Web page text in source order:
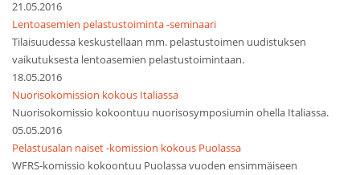
21.05.2016
Lentoasemien pelastustoiminta -seminaari
Tilaisuudessa keskustellaan mm. pelastustoimen uudistuksen
vaikutuksesta lentoasemien pelastustoimintaan.
18.05.2016
Nuorisokomission kokous Italiassa
Nuorisokomissio kokoontuu nuorisosymposiumin ohella Italiassa.
05.05.2016
Pelastusalan naiset -komission kokous Puolassa
WFRS-komissio kokoontuu Puolassa vuoden ensimmäiseen